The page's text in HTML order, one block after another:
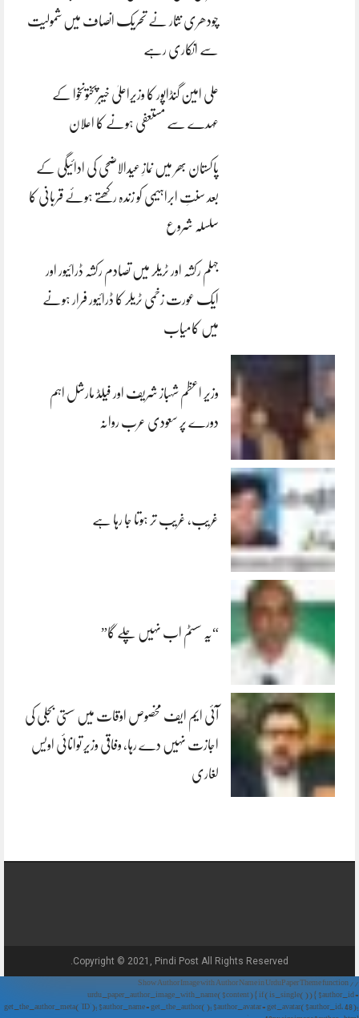
چودھری نثار نے تحریک انصاف میں شمولیت
سے انکاری رہے
علی امین گنڈاپور کا وزیراعلیٰ خیبرپختونخوا کے
عہدے سے مستعفی ہونے کا اعلان
پاکستان بھر میں نمازِ عیدالاضحی کی ادائیگی کے
بعد سنتِ ابراہیمی کو زندہ رکھتے ہوئے قربانی کا
سلسلہ شروع
جہلم رکشہ اور ٹریلر میں تصادم رکشہ ڈرائیور اور
ایک عورت زخمی ٹریلر کا ڈرائیور فرار ہونے
میں کامیاب
وزیر اعظم شہباز شریف اور فیلڈ مارشل اہم
دورے پر سعودی عرب روانہ
غریب، غریب تر ہوتا جا رہا ہے
“یہ سسٹم اب نہیں چلے گا”
آئی ایم ایف مخصوص اوقات میں سستی بجلی کی
اجازت نہیں دے رہا، وفاقی وزیر توانائی اویس
لغاری
Copyright © 2021, Pindi Post All Rights Reserved.
// Show Author Image with Author Name in UrduPaper Theme function
urdu_paper_author_image_with_name($content) { if (is_single()) { $author_id =
get_the_author_meta('ID'); $author_name = get_the_author(); $author_avatar = get_avatar($author_id, 48);